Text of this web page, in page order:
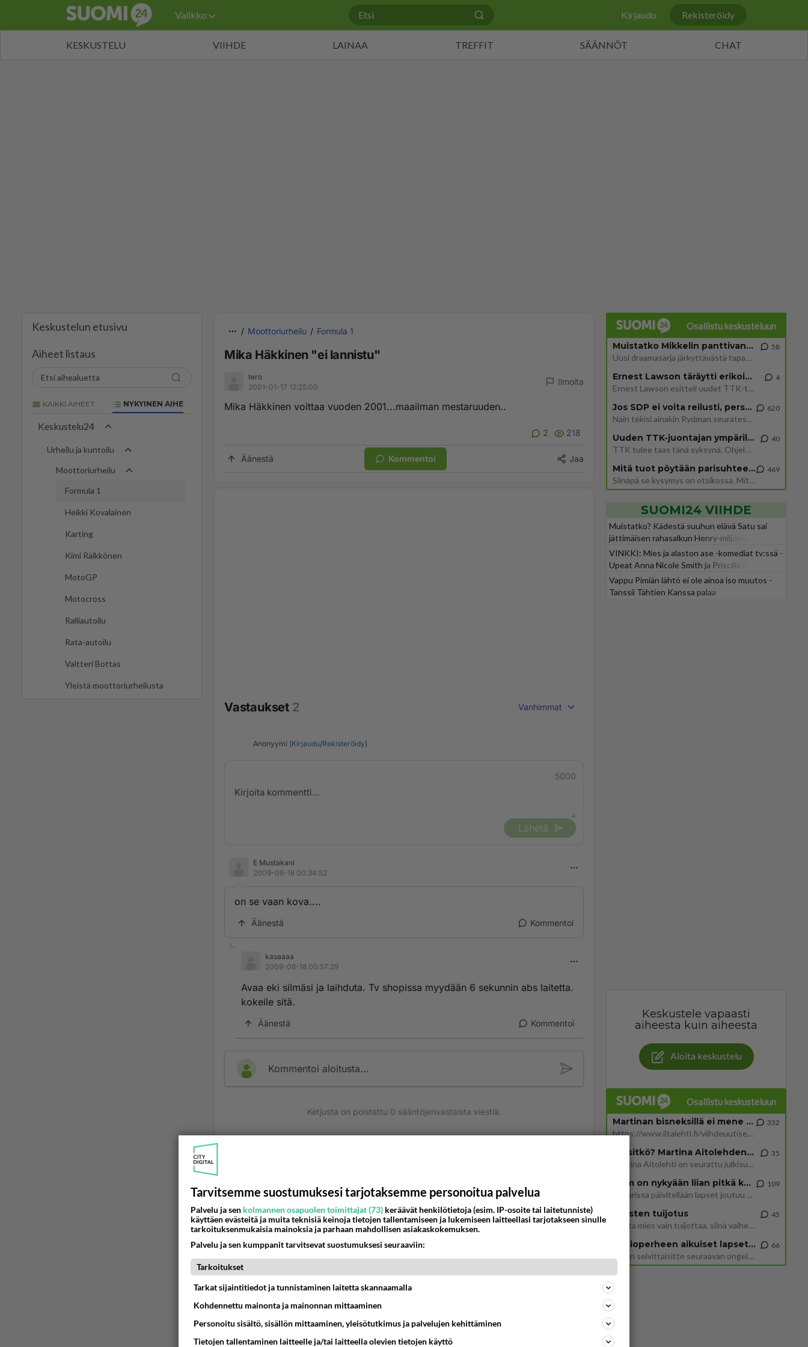
Valikko Kirjaudu Rekisteröidy
KESKUSTELU VIIHDE LAINAA TREFFIT SÄÄNNÖT CHAT
Keskustelun etusivu
Aiheet listaus
KAIKKI AIHEET NYKYINEN AIHE
Keskustelu24
Urheilu ja kuntoilu
Moottoriurheilu
Formula 1
Heikki Kovalainen
Karting
Kimi Räikkönen
MotoGP
Motocross
Ralliautoilu
Rata-autoilu
Valtteri Bottas
Yleistä moottoriurheilusta
Moottoriurheilu Formula 1
Mika Häkkinen "ei lannistu"
tero
2001-01-17 12:25:00
Ilmoita
Mika Häkkinen voittaa vuoden 2001...maailman mestaruuden..
2 218
Äänestä Kommentoi Jaa
Vastaukset 2 Vanhimmat
Anonyymi (Kirjaudu/Rekisteröidy)
5000
Lähetä
E Mustakani
2009-08-18 00:34:52
on se vaan kova....
Äänestä Kommentoi
kasaaaa
2009-08-18 00:57:29
Avaa eki silmäsi ja laihduta. Tv shopissa myydään 6 sekunnin abs laitetta.
kokeile sitä.
Äänestä Kommentoi
Kommentoi aloitusta...
Ketjusta on poistettu 0 sääntöjenvastaista viestiä.
PÄIVÄ VIIKKO KUUKAUSI
Anteeksi arkuuteni
06.08.2026 16:54
Ikävä
52
Kuka melkein täysi-ikäinen hukkui?
06.08.2026 20:09
Iisalmi
06.08.2026 03:24
Maailman menoa
Osallistu keskusteluun
Muistatko Mikkelin panttivankidraaman?
Uusi draamasarja järkyttävästä tapauksesta on tulossa. Tositapahtumiin perustuva sarja ammentaa vuoden 1986 Mikkelin pan
58
Ernest Lawson täräytti erikoisen heiton TTK-lehdistötilaisuudessa: " Onko tässä tarkoituksena...?"
Ernest Lawson esitteli uudet TTK-tähtioppilaat ja opettajat torstaina 6.8. lehdistölle. Tulevalla kaudella on yksi hausk
4
Jos SDP ei voita reilusti, persut kumoavat demokratian Suomesta
Näin tekisi ainakin Rydman seuratessaan idolinsa Trumpin mallia https://www.is.fi/politiikka/art-2000012187244.html
620
Uuden TTK-juontajan ympärillä epätietoisuus sakenee - Nyt MTV hämmentää soppaa
TTK tulee taas tänä syksynä. Ohjelman uudet tähtioppilaat julkistetaan torstaina 6. elokuuta klo 14 alkavassa lehdistö
40
Mitä tuot pöytään parisuhteessa?
Siinäpä se kysymys on otsikossa. Mitäpä siis tuot/toisit pöytään parisuhteessa? Oletko mies vai nainen? Koetko sen mitä
469
SUOMI24 VIIHDE
Muistatko? Kädestä suuhun elävä Satu sai
jättimäisen rahasalkun Henry-miljonääriltä
VINKKI: Mies ja alaston ase -komediat tv:ssä -
Upeat Anna Nicole Smith ja Priscilla Presley
mukana
Vappu Pimiän lähtö ei ole ainoa iso muutos -
Tanssii Tähtien Kanssa palaa
Keskustele vapaasti
aiheesta kuin aiheesta
Aloita keskustelu
Osallistu keskusteluun
Martinan bisneksillä ei mene hyvin
https://www.iltalehti.fi/viihdeuutiset/a/c46da6ab-340f-4790-aaa7-0865eed2336 Yrityksen konkurssihakemus on tullut kärä
332
Tiesitkö? Martina Aitolehden isäpuoli on tämä suosittu laulaja
Martina Aitolehti on seurattu julkisuuden henkilö. Lähipiiriin mahtuu muitakin tunnettuja henkilöitä. Tiesitkö, että Ma
35
2 km on nykyään liian pitkä koulumatka
Hesarissa päivitellään lapset joutuu nyt kulkemaan 2 km kouluun jösses. Ruostefillarilla tuo matka menee vaikka miten äk
109
Miesten tuijotus
Mutta mies vain tuijottaa, siinä vaiheessa käännän itse pään pois. Mikä juttu? Yleensä jos joku tuijottaa tai katsoo, hä
45
Uusioperheen aikuiset lapset tyhjentää jääkaapin käydessään
Miten selvittäisitte seuraavan ongelman, meillä on uusioperhe, minulla teini-ikäiset lapset ja puolisolla aikuiset, jotk
66
Tarvitsemme suostumuksesi tarjotaksemme personoitua palvelua
Palvelu ja sen kolmannen osapuolen toimittajat (73) keräävät henkilötietoja (esim. IP-osoite tai laitetunniste)
käyttäen evästeitä ja muita teknisiä keinoja tietojen tallentamiseen ja lukemiseen laitteellasi tarjotakseen sinulle
tarkoituksenmukaisia mainoksia ja parhaan mahdollisen asiakaskokemuksen.
Palvelu ja sen kumppanit tarvitsevat suostumuksesi seuraaviin:
Tarkoitukset
Tarkat sijaintitiedot ja tunnistaminen laitetta skannaamalla
Kohdennettu mainonta ja mainonnan mittaaminen
Personoitu sisältö, sisällön mittaaminen, yleisötutkimus ja palvelujen kehittäminen
Tietojen tallentaminen laitteelle ja/tai laitteella olevien tietojen käyttö